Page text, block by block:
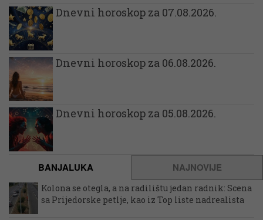
Dnevni horoskop za 07.08.2026.
Dnevni horoskop za 06.08.2026.
Dnevni horoskop za 05.08.2026.
BANJALUKA NAJNOVIJE
Kolona se otegla, a na radilištu jedan radnik: Scena
sa Prijedorske petlje, kao iz Top liste nadrealista